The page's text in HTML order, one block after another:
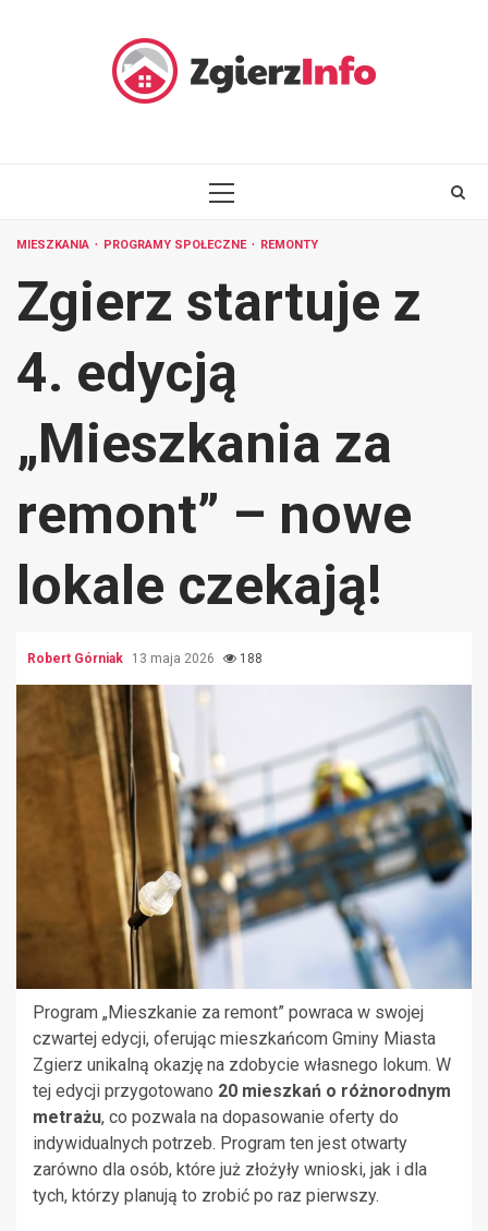
PRIMARY
MIESZKANIA PROGRAMY SPOŁECZNE REMONTY
Zgierz startuje z
4. edycją
„Mieszkania za
remont” – nowe
lokale czekają!
Robert Górniak 13 maja 2026 188
Program „Mieszkanie za remont” powraca w swojej
czwartej edycji, oferując mieszkańcom Gminy Miasta
Zgierz unikalną okazję na zdobycie własnego lokum. W
tej edycji przygotowano 20 mieszkań o różnorodnym
metrażu, co pozwala na dopasowanie oferty do
indywidualnych potrzeb. Program ten jest otwarty
zarówno dla osób, które już złożyły wnioski, jak i dla
tych, którzy planują to zrobić po raz pierwszy.